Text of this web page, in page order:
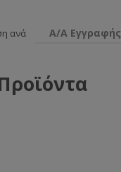
ανά Α/Α Εγγραφής